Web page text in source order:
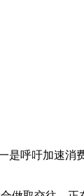
呼吁加速消